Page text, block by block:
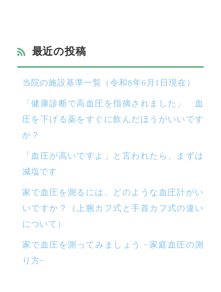
最近の投稿
当院の施設基準一覧（令和8年6月1日現在）
「健康診断で高血圧を指摘されました」 血
圧を下げる薬をすぐに飲んだほうがいいです
か？
「血圧が高いですよ」と言われたら、まずは
減塩です
家で血圧を測るには、どのような血圧計がい
いですか？（上腕カフ式と手首カフ式の違い
について）
家で血圧を測ってみましょう −家庭血圧の測
り方−